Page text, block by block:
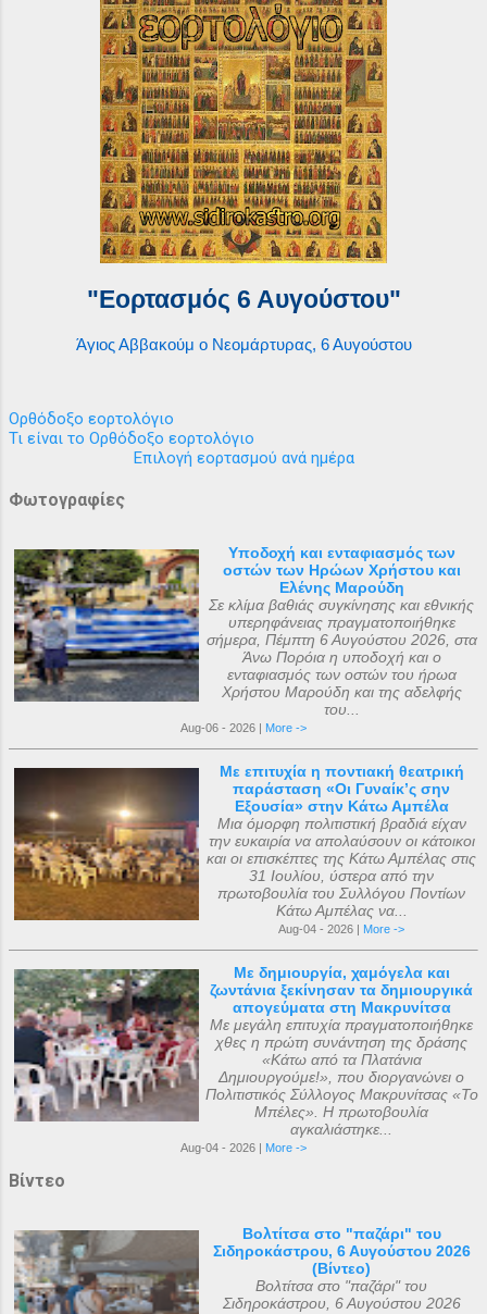
"Εορτασμός 6 Αυγούστου"
Άγιος Αββακούμ ο Νεομάρτυρας, 6 Αυγούστου
Ορθόδοξο εορτολόγιο
Τι είναι το Ορθόδοξο εορτολόγιο
Επιλογή εορτασμού ανά ημέρα
Φωτογραφίες
Υποδοχή και ενταφιασμός των
οστών των Ηρώων Χρήστου και
Ελένης Μαρούδη
Σε κλίμα βαθιάς συγκίνησης και εθνικής
υπερηφάνειας πραγματοποιήθηκε
σήμερα, Πέμπτη 6 Αυγούστου 2026, στα
Άνω Πορόια η υποδοχή και ο
ενταφιασμός των οστών του ήρωα
Χρήστου Μαρούδη και της αδελφής
του...
Aug-06 - 2026 | More ->
Με επιτυχία η ποντιακή θεατρική
παράσταση «Οι Γυναίκ’ς σην
Εξουσία» στην Κάτω Αμπέλα
Μια όμορφη πολιτιστική βραδιά είχαν
την ευκαιρία να απολαύσουν οι κάτοικοι
και οι επισκέπτες της Κάτω Αμπέλας στις
31 Ιουλίου, ύστερα από την
πρωτοβουλία του Συλλόγου Ποντίων
Κάτω Αμπέλας να...
Aug-04 - 2026 | More ->
Με δημιουργία, χαμόγελα και
ζωντάνια ξεκίνησαν τα δημιουργικά
απογεύματα στη Μακρυνίτσα
Με μεγάλη επιτυχία πραγματοποιήθηκε
χθες η πρώτη συνάντηση της δράσης
«Κάτω από τα Πλατάνια
Δημιουργούμε!», που διοργανώνει ο
Πολιτιστικός Σύλλογος Μακρυνίτσας «Το
Μπέλες». Η πρωτοβουλία
αγκαλιάστηκε...
Aug-04 - 2026 | More ->
Βίντεο
Βολτίτσα στο "παζάρι" του
Σιδηροκάστρου, 6 Αυγούστου 2026
(Βίντεο)
Βολτίτσα στο "παζάρι" του
Σιδηροκάστρου, 6 Αυγούστου 2026